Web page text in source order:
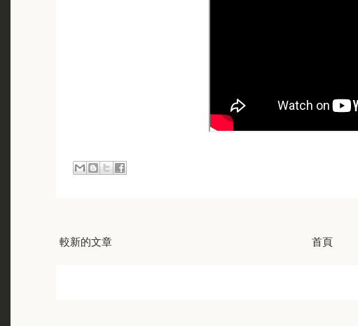
較新的文章 首頁